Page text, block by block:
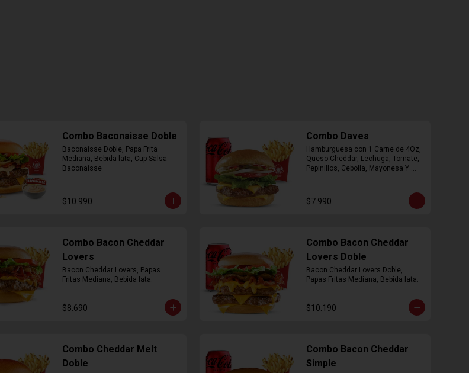
Combo Baconaisse Doble
Baconaisse Doble, Papa Frita
Mediana, Bebida lata, Cup Salsa
Baconaisse
$10.990
Combo Daves
Hamburguesa con 1 Carne de 4Oz,
Queso Cheddar, Lechuga, Tomate,
Pepinillos, Cebolla, Mayonesa Y
$7.990
Combo Bacon Cheddar
Lovers
Bacon Cheddar Lovers, Papas
Fritas Mediana, Bebida lata.
$8.690
Combo Bacon Cheddar
Lovers Doble
Bacon Cheddar Lovers Doble,
Papas Fritas Mediana, Bebida lata.
$10.190
Combo Cheddar Melt
Doble
Combo Bacon Cheddar
Simple